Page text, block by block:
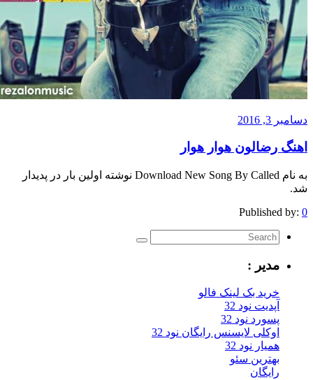
2016
رضالون هوار هوار
به نام Download New Song By Called نوشته اولین بار در پدیدار
مدیر :
خرید بک لینک فالو
آپدیت نود 32
پسورد نود 32
اوکلی لایسنس رایگان نود 32
همیار نود 32
بهترین سئو
رایگان